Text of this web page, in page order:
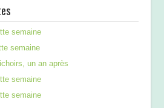
semaine
semaine
un an après
semaine
semaine